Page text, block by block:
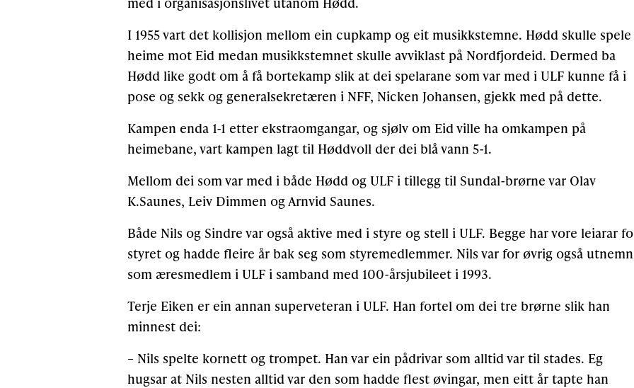
I 1955 vart det kollisjon mellom ein cupkamp og eit musikkstemne. Hødd skulle spele
heime mot Eid medan musikkstemnet skulle avviklast på Nordfjordeid. Dermed ba
Hødd like godt om å få bortekamp slik at dei spelarane som var med i ULF kunne få i
pose og sekk og generalsekretæren i NFF, Nicken Johansen, gjekk med på dette.
Kampen enda 1-1 etter ekstraomgangar, og sjølv om Eid ville ha omkampen på
heimebane, vart kampen lagt til Høddvoll der dei blå vann 5-1.
Mellom dei som var med i både Hødd og ULF i tillegg til Sundal-brørne var Olav
K.Saunes, Leiv Dimmen og Arnvid Saunes.
Både Nils og Sindre var også aktive med i styre og stell i ULF. Begge har vore leiarar
styret og hadde fleire år bak seg som styremedlemmer. Nils var for øvrig også
som æresmedlem i ULF i samband med 100-årsjubileet i 1993.
Terje Eiken er ein annan superveteran i ULF. Han fortel om dei tre brørne slik han
minnest dei:
– Nils spelte kornett og trompet. Han var ein pådrivar som alltid var til stades. Eg
hugsar at Nils nesten alltid var den som hadde flest øvingar, men eitt år tapte han